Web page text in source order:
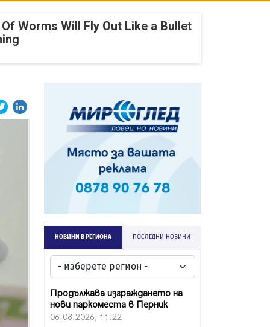
Worms Will Fly Out Like a Bullet
НОВИНИ В РЕГИОНА ПОСЛЕДНИ НОВИНИ
Продължава изграждането на
нови паркоместа в Перник
06.08.2026, 11:22